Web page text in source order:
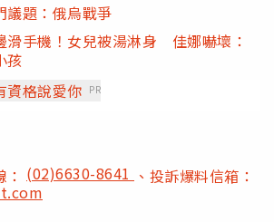
議題：俄烏戰爭
滑手機！女兒被湯淋身 佳娜嚇壞：
孩
資格說愛你 PR
(02)6630-8641 、投訴爆料信箱：